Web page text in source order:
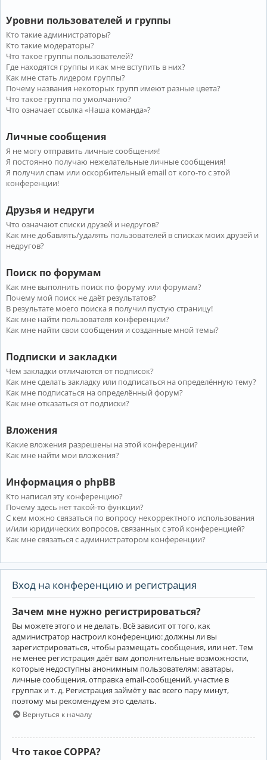
Уровни пользователей и группы
Кто такие администраторы?
Кто такие модераторы?
Что такое группы пользователей?
Где находятся группы и как мне вступить в них?
Как мне стать лидером группы?
Почему названия некоторых групп имеют разные цвета?
Что такое группа по умолчанию?
Что означает ссылка «Наша команда»?
Личные сообщения
Я не могу отправить личные сообщения!
Я постоянно получаю нежелательные личные сообщения!
Я получил спам или оскорбительный email от кого-то с этой
конференции!
Друзья и недруги
Что означают списки друзей и недругов?
Как мне добавлять/удалять пользователей в списках моих друзей и
недругов?
Поиск по форумам
Как мне выполнить поиск по форуму или форумам?
Почему мой поиск не даёт результатов?
В результате моего поиска я получил пустую страницу!
Как мне найти пользователя конференции?
Как мне найти свои сообщения и созданные мной темы?
Подписки и закладки
Чем закладки отличаются от подписок?
Как мне сделать закладку или подписаться на определённую тему?
Как мне подписаться на определённый форум?
Как мне отказаться от подписки?
Вложения
Какие вложения разрешены на этой конференции?
Как мне найти мои вложения?
Информация о phpBB
Кто написал эту конференцию?
Почему здесь нет такой-то функции?
С кем можно связаться по вопросу некорректного использования
и/или юридических вопросов, связанных с этой конференцией?
Как мне связаться с администратором конференции?
Вход на конференцию и регистрация
Зачем мне нужно регистрироваться?
Вы можете этого и не делать. Всё зависит от того, как
администратор настроил конференцию: должны ли вы
зарегистрироваться, чтобы размещать сообщения, или нет. Тем
не менее регистрация даёт вам дополнительные возможности,
которые недоступны анонимным пользователям: аватары,
личные сообщения, отправка email-сообщений, участие в
группах и т. д. Регистрация займёт у вас всего пару минут,
поэтому мы рекомендуем это сделать.
Вернуться к началу
Что такое COPPA?